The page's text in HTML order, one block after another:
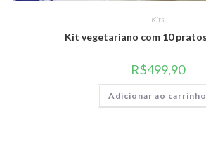
Kits
Kit vegetariano com 10
R$499,90
Adicionar ao carrinho